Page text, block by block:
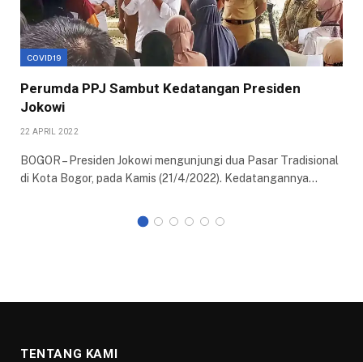
COVID19
Perumda PPJ Sambut Kedatangan Presiden
Jokowi
22 APRIL 2022
BOGOR – Presiden Jokowi mengunjungi dua Pasar Tradisional
di Kota Bogor, pada Kamis (21/4/2022). Kedatangannya…
TENTANG KAMI